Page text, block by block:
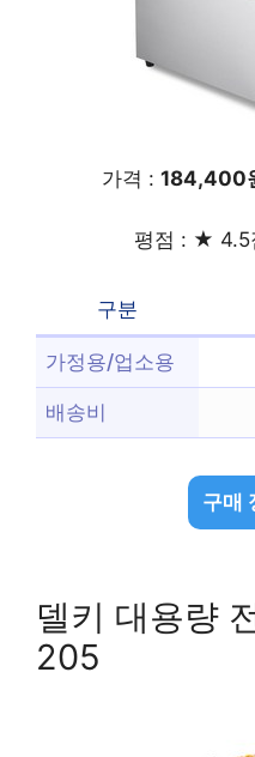
가격 : 184,400
평점 : ★ 4.5
구분
가정용/업소용
배송비
구매
델키 대용량
205